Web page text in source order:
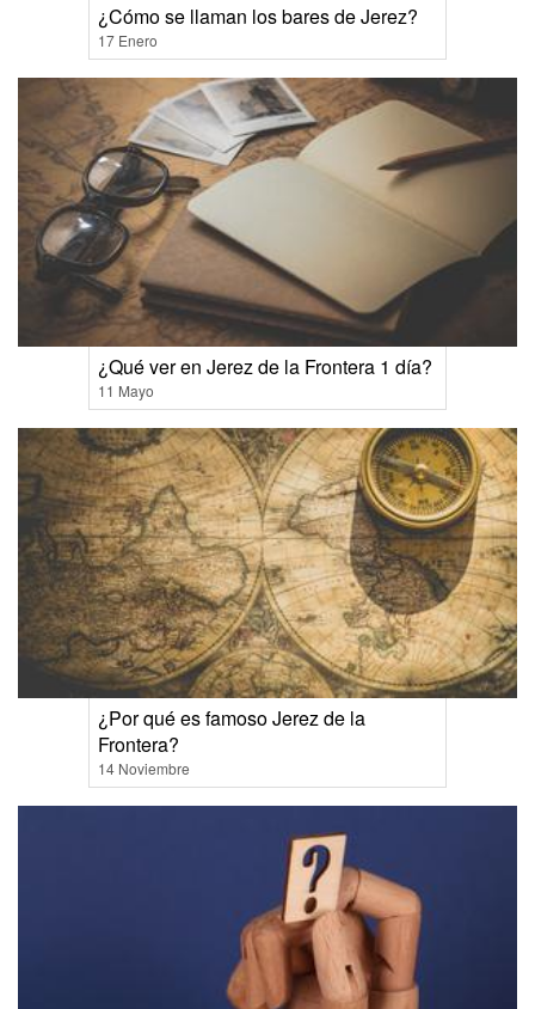
¿Cómo se llaman los bares de Jerez?
17 Enero
¿Qué ver en Jerez de la Frontera 1 día?
11 Mayo
¿Por qué es famoso Jerez de la
Frontera?
14 Noviembre